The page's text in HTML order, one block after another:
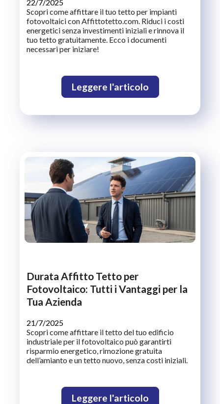
22/7/2025
Scopri come affittare il tuo tetto per impianti
fotovoltaici con Affittotetto.com. Riduci i costi
energetici senza investimenti iniziali e rinnova il
tuo tetto gratuitamente. Ecco i documenti
necessari per iniziare!
Leggere l'articolo
Durata Affitto Tetto per
Fotovoltaico: Tutti i Vantaggi per la
Tua Azienda
21/7/2025
Scopri come affittare il tetto del tuo edificio
industriale per il fotovoltaico può garantirti
risparmio energetico, rimozione gratuita
dell’amianto e un tetto nuovo, senza costi iniziali.
Leggere l'articolo